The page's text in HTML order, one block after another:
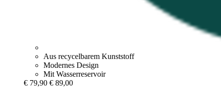
Aus recycelbarem Kunststoff
Modernes Design
Mit Wasserreservoir
€ 79,90 € 89,00